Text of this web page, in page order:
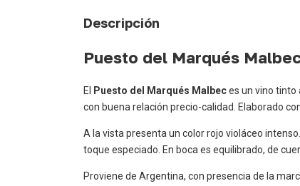
Descripción
Puesto del Marqués
El Puesto del Marqués Malbeces un vino
con buena relación precio-calidad. Elaborado
A la vista presenta un color rojo violáceo
toque especiado. En boca es equilibrado, de
Proviene de Argentina, con presencia de la